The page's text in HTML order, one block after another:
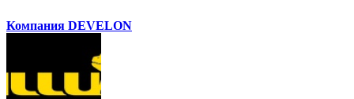
Компания DEVELON